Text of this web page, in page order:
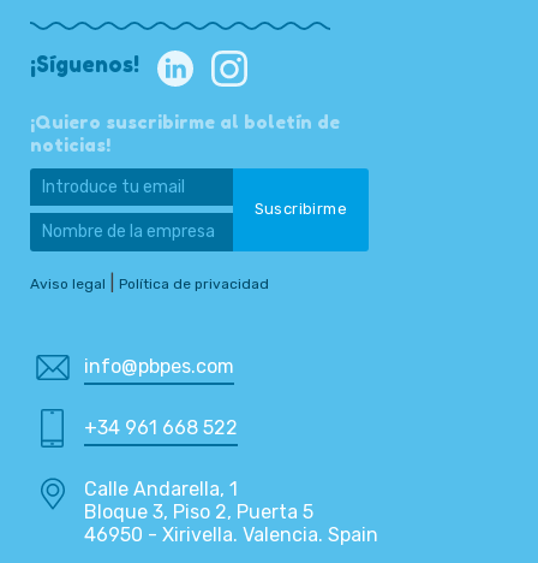
¡Síguenos!
¡Quiero suscribirme al boletín de
noticias!
Aviso legal Política de privacidad
info@pbpes.com
+34 961 668 522
Calle Andarella, 1
Bloque 3, Piso 2, Puerta 5
46950 - Xirivella. Valencia. Spain